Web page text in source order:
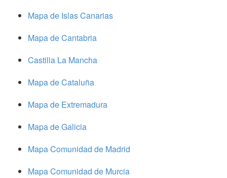
Mapa de Islas Canarias
Mapa de Cantabria
Castilla La Mancha
Mapa de Cataluña
Mapa de Extremadura
Mapa de Galicia
Mapa Comunidad de Madrid
Mapa Comunidad de Murcia